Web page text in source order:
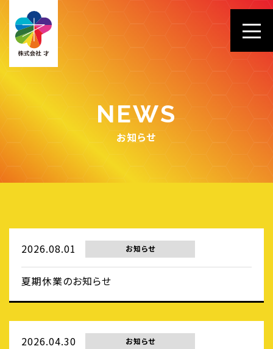
NEWS
お知らせ
2026.08.01 お知らせ
夏期休業のお知らせ
2026.04.30 お知らせ